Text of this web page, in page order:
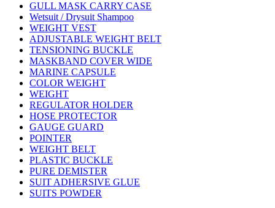
GULL MASK CARRY CASE
Wetsuit / Drysuit Shampoo
WEIGHT VEST
ADJUSTABLE WEIGHT BELT
TENSIONING BUCKLE
MASKBAND COVER WIDE
MARINE CAPSULE
COLOR WEIGHT
WEIGHT
REGULATOR HOLDER
HOSE PROTECTOR
GAUGE GUARD
POINTER
WEIGHT BELT
PLASTIC BUCKLE
PURE DEMISTER
SUIT ADHERSIVE GLUE
SUITS POWDER